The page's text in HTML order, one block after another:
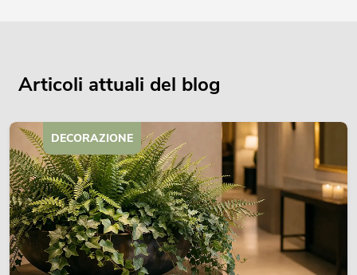
Articoli attuali del blog
DECORAZIONE